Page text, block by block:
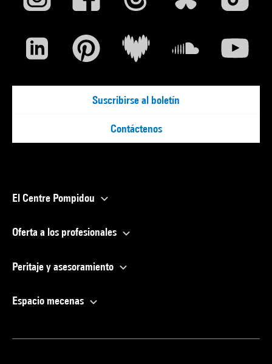
Suscribirse al boletín
Contáctenos
El Centre Pompidou
Oferta a los profesionales
Peritaje y asesoramiento
Espacio mecenas